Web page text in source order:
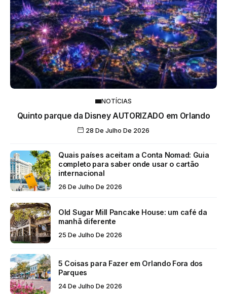
NOTÍCIAS
Quinto parque da Disney AUTORIZADO em Orlando
28 De Julho De 2026
Quais países aceitam a Conta Nomad: Guia
completo para saber onde usar o cartão
internacional
26 De Julho De 2026
Old Sugar Mill Pancake House: um café da
manhã diferente
25 De Julho De 2026
5 Coisas para Fazer em Orlando Fora dos
Parques
24 De Julho De 2026